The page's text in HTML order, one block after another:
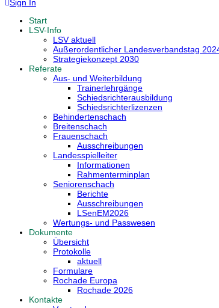
Sign In
Start
LSV-Info
LSV aktuell
Außerordentlicher Landesverbandstag
Strategiekonzept 2030
Referate
Aus- und Weiterbildung
Trainerlehrgänge
Schiedsrichterausbildung
Schiedsrichterlizenzen
Behindertenschach
Breitenschach
Frauenschach
Ausschreibungen
Landesspielleiter
Informationen
Rahmenterminplan
Seniorenschach
Berichte
Ausschreibungen
LSenEM2026
Wertungs- und Passwesen
Dokumente
Übersicht
Protokolle
aktuell
Formulare
Rochade Europa
Rochade 2026
Kontakte